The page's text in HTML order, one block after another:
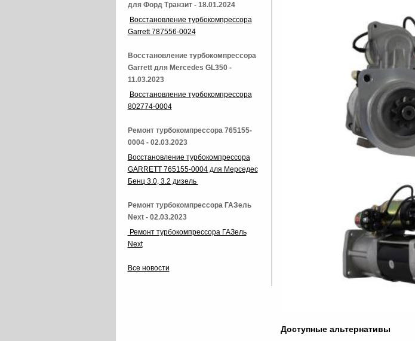
Доступные альтернативы
для Форд Транзит - 18.01.2024
Восстановление турбокомпрессора
Garrett 787556-0024
Восстановление турбокомпрессора
Garrett для Mercedes GL350 -
11.03.2023
Восстановление турбокомпрессора
802774-0004
Ремонт турбокомпрессора 765155-
0004 - 02.03.2023
Восстановление турбокомпрессора
GARRETT 765155-0004 для Мерседес
Бенц 3.0, 3.2 дизель
Ремонт турбокомпрессора ГАЗель
Next - 02.03.2023
Ремонт турбокомпрессора ГАЗель
Next
Все новости